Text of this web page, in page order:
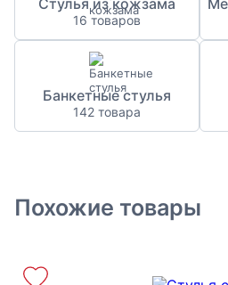
Стулья из кожзама
16 товаров
Банкетные стулья
142 товара
Похожие товары